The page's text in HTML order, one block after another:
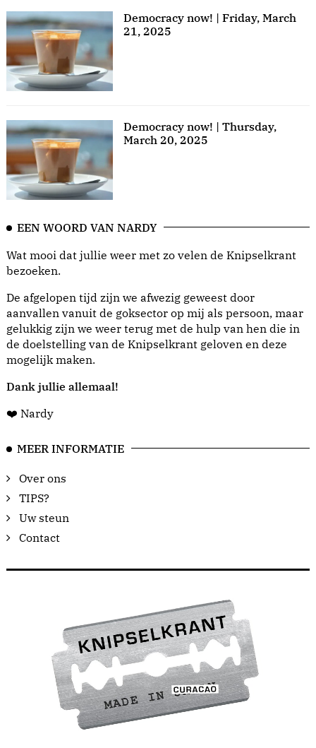
Democracy now! | Friday, March
21, 2025
Democracy now! | Thursday,
March 20, 2025
EEN WOORD VAN NARDY
Wat mooi dat jullie weer met zo velen de Knipselkrant
bezoeken.
De afgelopen tijd zijn we afwezig geweest door
aanvallen vanuit de goksector op mij als persoon, maar
gelukkig zijn we weer terug met de hulp van hen die in
de doelstelling van de Knipselkrant geloven en deze
mogelijk maken.
Dank jullie allemaal!
❤️ Nardy
MEER INFORMATIE
Over ons
TIPS?
Uw steun
Contact